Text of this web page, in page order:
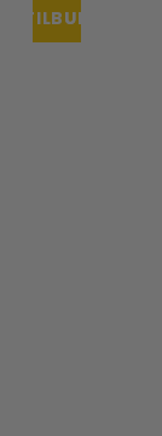
TILBUDUDSOLGT